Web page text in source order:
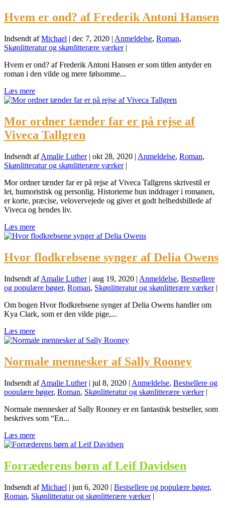
Hvem er ond? af Frederik Antoni Hansen
Indsendt afMichael | dec 7, 2020 | Anmeldelse, Roman,
Skønlitteratur og skønlitterære værker|
Hvem er ond? af Frederik Antoni Hansen er som titlen antyder en
roman i den vilde og mere følsomme...
Læs mere
Mor ordner tænder far er på rejse af
Viveca Tallgren
Indsendt afAmalie Luther| okt 28, 2020 | Anmeldelse, Roman,
Skønlitteratur og skønlitterære værker|
Mor ordner tænder far er på rejse af Viveca Tallgrens skrivestil er
let, humoristisk og personlig. Historierne hun inddrager i romanen,
er korte, præcise, velovervejede og giver et godt helhedsbillede af
Viveca og hendes liv.
Læs mere
Hvor flodkrebsene synger af Delia Owens
Indsendt afAmalie Luther| aug 19, 2020 | Anmeldelse, Bestsellere
og populære bøger, Roman, Skønlitteratur og skønlitterære værker|
Om bogen Hvor flodkrebsene synger af Delia Owens handler om
Kya Clark, som er den vilde pige,...
Læs mere
Normale mennesker af Sally Rooney
Indsendt afAmalie Luther| jul 8, 2020 | Anmeldelse, Bestsellere og
populære bøger, Roman, Skønlitteratur og skønlitterære værker|
Normale mennesker af Sally Rooney er en fantastisk bestseller, som
beskrives som “En...
Læs mere
Forræderens børn af Leif Davidsen
Indsendt afMichael | jun 6, 2020 | Bestsellere og populære bøger,
Roman, Skønlitteratur og skønlitterære værker|